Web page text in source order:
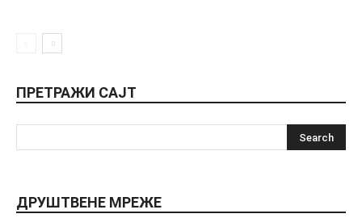
ПРЕТРАЖИ САЈТ
ДРУШТВЕНЕ МРЕЖЕ